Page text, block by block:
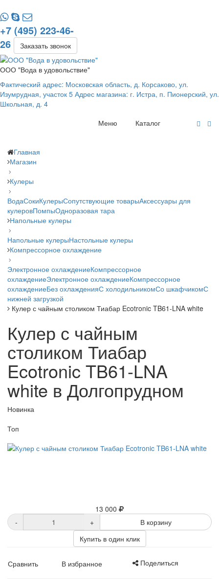
+7 (495) 223-46-
26
Заказать звонок
ООО "Вода в удовольствие"
Фактический адрес: Московская область, д. Корсаково, ул.
Изумрудная, участок 5 Адрес магазина: г. Истра, п. Пионерский, ул.
Школьная, д. 4
Каталог
Меню
Главная
Магазин
Кулеры
ВодаСокиКулерыСопутствующие товарыАксессуары для
кулеровПомпыОдноразовая тара
Напольные кулеры
Напольные кулерыНастольные кулеры
Компрессорное охлаждение
Электронное охлаждениеКомпрессорное
охлаждениеЭлектронное охлаждениеКомпрессорное
охлаждениеБез охлажденияС холодильникомСо шкафчикомС
нижней загрузкой
Кулер с чайным столиком Тиабар Ecotronic TB61-LNA white
Кулер с чайным
столиком Тиабар
Ecotronic TB61-LNA
white в Долгопрудном
Новинка
Топ
13 000
-
+
В корзину
Купить в один клик
Сравнить В избранное Поделиться